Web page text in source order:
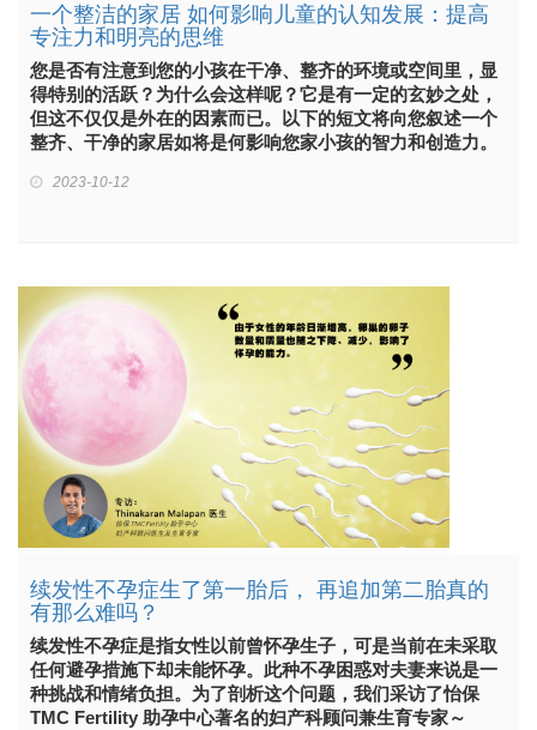
一个整洁的家居 如何影响儿童的认知发展：提高
专注力和明亮的思维
您是否有注意到您的小孩在干净、整齐的环境或空间里，显
得特别的活跃？为什么会这样呢？它是有一定的玄妙之处，
但这不仅仅是外在的因素而已。以下的短文将向您叙述一个
整齐、干净的家居如将是何影响您家小孩的智力和创造力。
2023-10-12
续发性不孕症生了第一胎后， 再追加第二胎真的
有那么难吗？
续发性不孕症是指女性以前曾怀孕生子，可是当前在未采取
任何避孕措施下却未能怀孕。此种不孕困惑对夫妻来说是一
种挑战和情绪负担。为了剖析这个问题，我们采访了怡保
TMC Fertility 助孕中心著名的妇产科顾问兼生育专家～